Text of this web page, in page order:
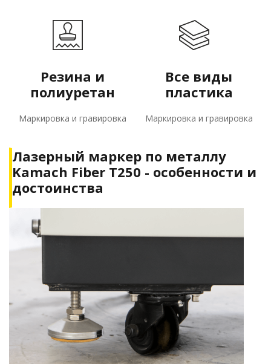
Резина и
полиуретан
Маркировка и гравировка
Все виды
пластика
Маркировка и гравировка
Лазерный маркер по металлу
Kamach Fiber T250 - особенности и
достоинства